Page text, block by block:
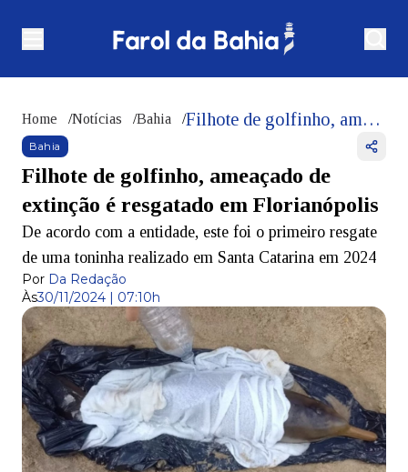
Home /Notícias /Bahia / Filhote de golfinho, ameaçado de extinção é resgatado em Florianópolis
Bahia
Filhote de golfinho, ameaçado de
extinção é resgatado em Florianópolis
De acordo com a entidade, este foi o primeiro resgate
de uma toninha realizado em Santa Catarina em 2024
Por Da Redação
Às30/11/2024 | 07:10h